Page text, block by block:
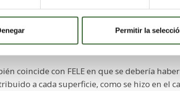
Permitir la
la tarifa aplicada a alojamientos,
Alegaciones que el TSJCyL da por buenas y
que los ingresos correspondientes a
basuras, algo obligatorio en las tasas
coincide con FELE en que se debería
a cada superficie, como se hizo en el